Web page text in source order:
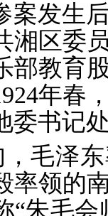
案发生
湘区委
部教育
年春
委书记
，毛泽
率领的
“朱毛